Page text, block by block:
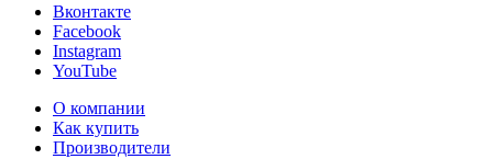
Вконтакте
Facebook
Instagram
YouTube
О компании
Как купить
Производители